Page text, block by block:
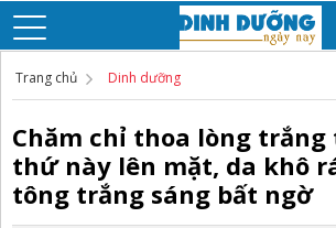
Trang chủ Dinh dưỡng
Chăm chỉ thoa lòng
thứ này lên mặt, da khô
tông trắng sáng bất ngờ